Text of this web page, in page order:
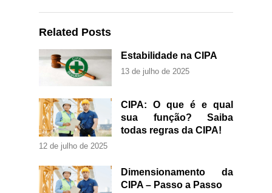
Related Posts
Estabilidade na CIPA
13 de julho de 2025
CIPA: O que é e qual
sua função? Saiba
todas regras da CIPA!
12 de julho de 2025
Dimensionamento da
CIPA – Passo a Passo